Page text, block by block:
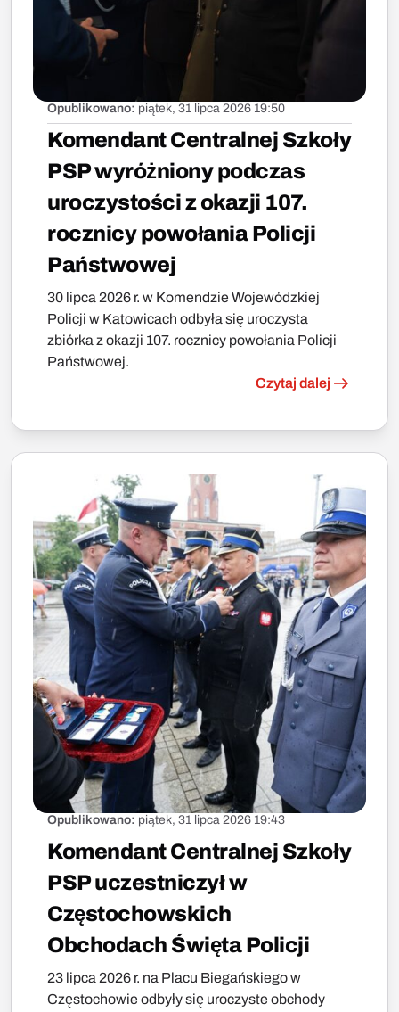
Opublikowano: piątek, 31 lipca 2026 19:50
Komendant Centralnej Szkoły
PSP wyróżniony podczas
uroczystości z okazji 107.
rocznicy powołania Policji
Państwowej
30 lipca 2026 r. w Komendzie Wojewódzkiej
Policji w Katowicach odbyła się uroczysta
zbiórka z okazji 107. rocznicy powołania Policji
Państwowej.
Czytaj dalej
Opublikowano: piątek, 31 lipca 2026 19:43
Komendant Centralnej Szkoły
PSP uczestniczył w
Częstochowskich
Obchodach Święta Policji
23 lipca 2026 r. na Placu Biegańskiego w
Częstochowie odbyły się uroczyste obchody